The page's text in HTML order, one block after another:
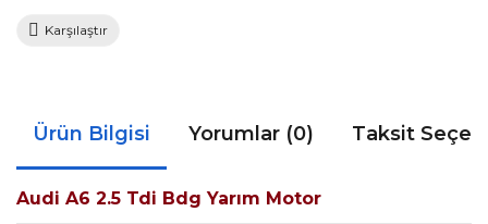
Karşılaştır
Ürün Bilgisi Yorumlar (0) Taksit
Audi A6 2.5 Tdi Bdg Yarım Motor